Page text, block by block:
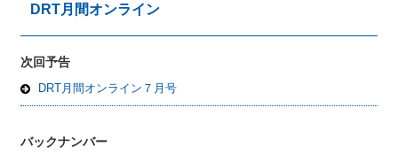
DRT月間オンライン
次回予告
DRT月間オンライン７月号
バックナンバー